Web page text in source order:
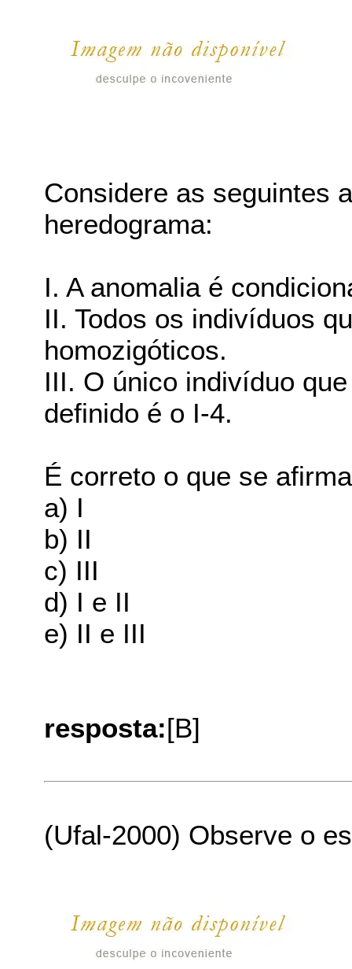
Considere as seguintes
heredograma:
I. A anomalia é
II. Todos os indivíduos
homozigóticos.
III. O único indivíduo
definido é o I-4.
É correto o que se
a) I
b) II
c) III
d) I e II
e) II e III
resposta:[B]
(Ufal-2000) Observe o